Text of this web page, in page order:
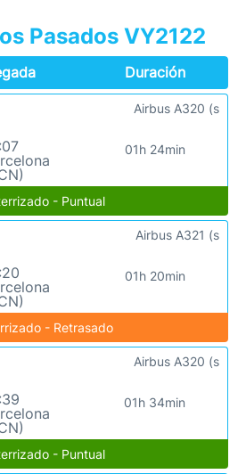
Pasados VY2122
Duración
01h 24min
Airbus A320 (s
- Puntual
01h 20min
Airbus A321 (s
- Retrasado
01h 34min
Airbus A320 (s
- Puntual